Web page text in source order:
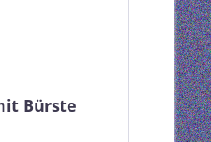
Bürste